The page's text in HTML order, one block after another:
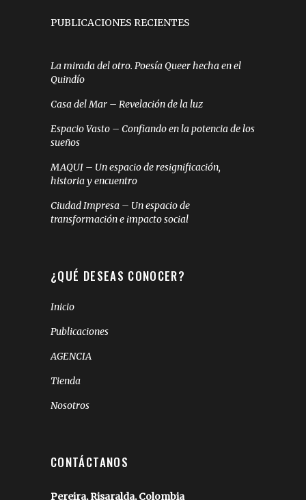
PUBLICACIONES RECIENTES
La mirada del otro. Poesía Queer hecha en el
Quindío
Casa del Mar – Revelación de la luz
Espacio Vasto – Confiando en la potencia de los
sueños
MAQUI – Un espacio de resignificación,
historia y encuentro
Ciudad Impresa – Un espacio de
transformación e impacto social
¿QUÉ DESEAS CONOCER?
Inicio
Publicaciones
AGENCIA
Tienda
Nosotros
CONTÁCTANOS
Pereira, Risaralda, Colombia